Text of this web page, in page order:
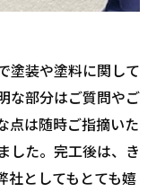
塗装や塗料に関して
な部分はご質問やご
点は随時ご指摘いた
した。完工後は、き
社としてもとても嬉